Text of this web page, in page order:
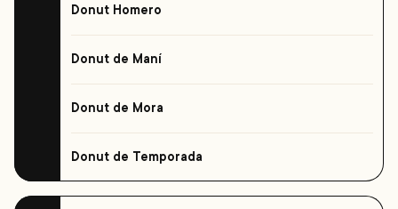
Donut Homero
Donut de Maní
Donut de Mora
Donut de Temporada